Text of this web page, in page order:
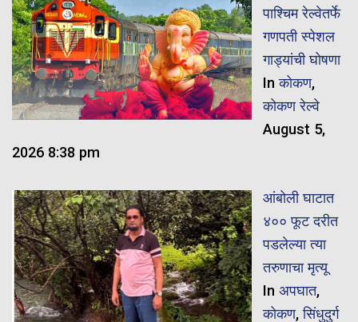
पाश्चिम रेल्वेतर्फे
गणपती स्पेशल
गाड्यांची घोषणा
Inकोकण,
कोकण रेल्वे
August 5,
2026 8:38 pm
आंबोली घाटात
४०० फूट दरीत
पडलेल्या त्या
तरुणाचा मृत्यू
In अपघात,
कोकण,सिंधुदुर्ग